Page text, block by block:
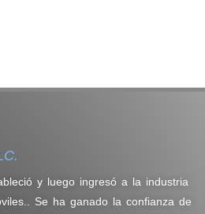
y luego ingresó a la industria
Se ha ganado la confianza de